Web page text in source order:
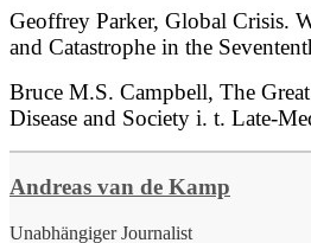
Geoffrey Parker, Global Crisis.
and Catastrophe in the
Bruce M.S. Campbell, The
Disease and Society i. t. Late-
Andreas van de Kamp
Unabhängiger Journalist